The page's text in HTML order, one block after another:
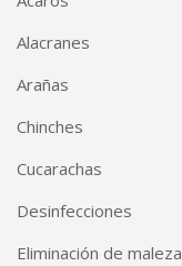
Alacranes
Arañas
Chinches
Cucarachas
Desinfecciones
Eliminación de maleza